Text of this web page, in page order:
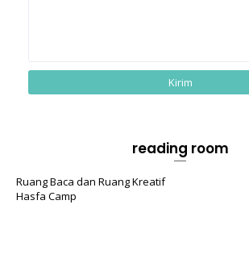
reading room
Ruang Baca dan Ruang Kreatif
Hasfa Camp